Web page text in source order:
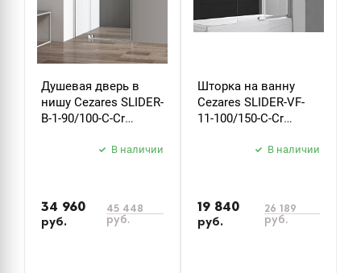
Душевая дверь в
нишу Cezares SLIDER-
B-1-90/100-C-Cr
В наличии
34 960
руб.
45 448
руб.
Шторка на ванну
Cezares SLIDER-VF-
11-100/150-C-Cr
В наличии
19 840
руб.
26 189
руб.